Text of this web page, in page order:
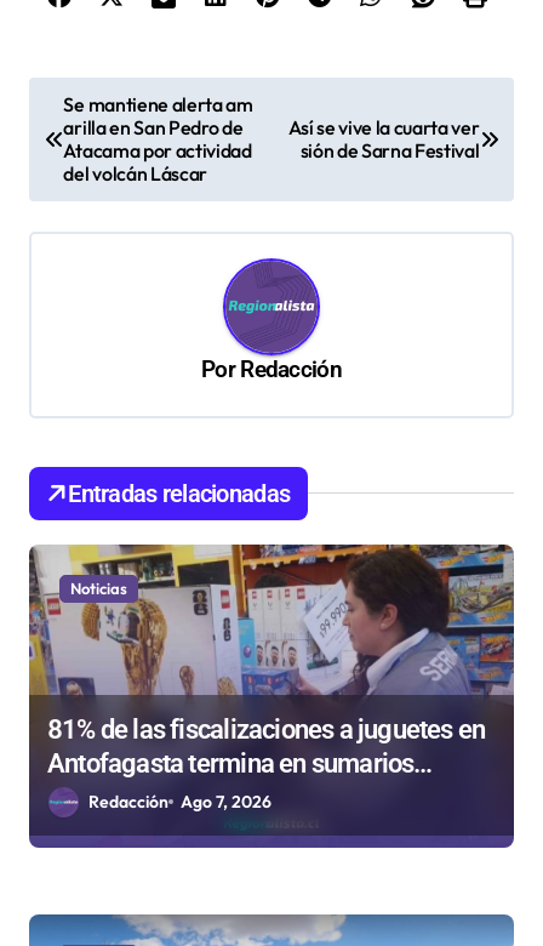
ó
e
e
n
t
r
s
Se mantiene alerta am
arilla en San Pedro de
Atacama por actividad
del volcán Láscar
Así se vive la cuarta ver
sión de Sarna Festival
PorRedacción
Entradas relacionadas
Noticias
81% de las fiscalizaciones a juguetes en
Antofagasta termina en sumarios
sanitarios
Redacción Ago 7, 2026